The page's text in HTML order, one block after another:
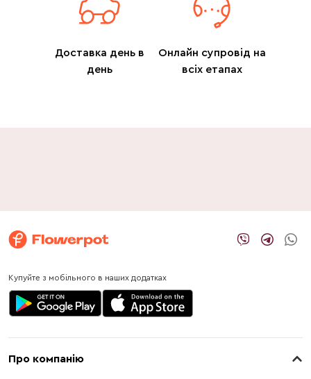
Доставка день в
день
Онлайн супровід на
всіх етапах
Купуйте з мобільного в наших додатках
Про компанію